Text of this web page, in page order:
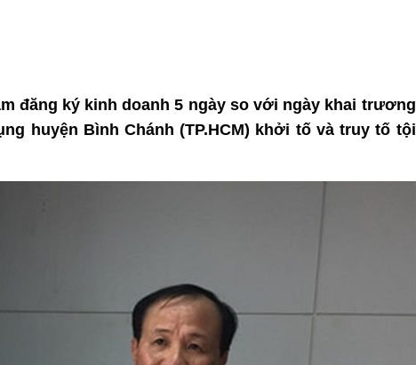
đăng ký kinh doanh 5 ngày so với ngày khai trương
huyện Bình Chánh (TP.HCM) khởi tố và truy tố tội